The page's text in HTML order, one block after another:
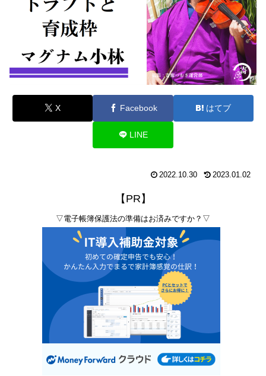
X Facebook はてブ
LINE
2022.10.30 2023.01.02
【PR】
▽電子帳簿保護法の準備はお済みですか？▽